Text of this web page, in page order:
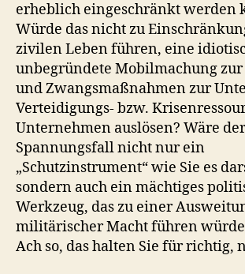
erheblich eingeschränkt werden
Würde das nicht zu
zivilen Leben führen, eine
unbegründete Mobilmachung zur
und Zwangsmaßnahmen zur
Verteidigungs- bzw.
Unternehmen auslösen? Wäre der
Spannungsfall nicht nur ein
„Schutzinstrument“ wie Sie es
sondern auch ein mächtiges
Werkzeug, das zu einer
militärischer Macht führen
Ach so, das halten Sie für richtig,